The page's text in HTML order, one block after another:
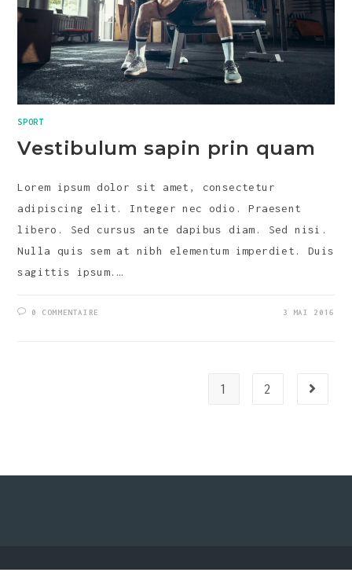
SPORT
Vestibulum sapin prin quam
Lorem ipsum dolor sit amet, consectetur
adipiscing elit. Integer nec odio. Praesent
libero. Sed cursus ante dapibus diam. Sed nisi.
Nulla quis sem at nibh elementum imperdiet. Duis
sagittis ipsum.…
0 COMMENTAIRE 3 MAI 2016
1 2